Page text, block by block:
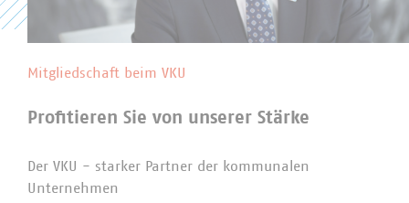
Thüringen
Landesgruppen in der Abfallwirtschaft
Mitgliedschaft beim VKU
Profitieren Sie von unserer Stärke
Der VKU - starker Partner der kommunalen
Unternehmen